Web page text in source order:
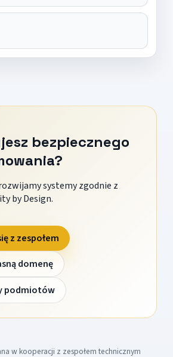
bezpiecznego
systemy zgodnie z
by Design.
z zespołem
domenę
podmiotów
w kooperacji z zespołem technicznym